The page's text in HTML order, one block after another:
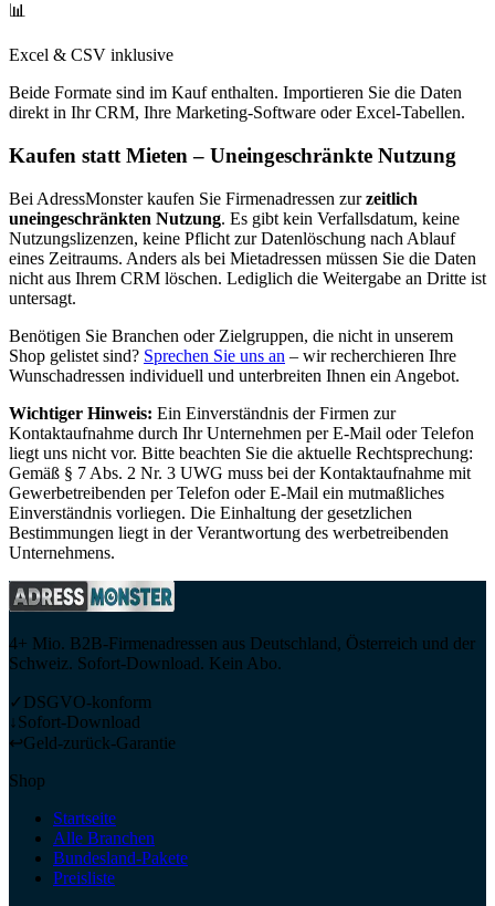
📊
Excel & CSV inklusive
Beide Formate sind im Kauf enthalten. Importieren Sie die Daten
direkt in Ihr CRM, Ihre Marketing-Software oder Excel-Tabellen.
Kaufen statt Mieten – Uneingeschränkte Nutzung
Bei AdressMonster kaufen Sie Firmenadressen zur zeitlich
uneingeschränkten Nutzung. Es gibt kein Verfallsdatum, keine
Nutzungslizenzen, keine Pflicht zur Datenlöschung nach Ablauf
eines Zeitraums. Anders als bei Mietadressen müssen Sie die Daten
nicht aus Ihrem CRM löschen. Lediglich die Weitergabe an Dritte ist
untersagt.
Benötigen Sie Branchen oder Zielgruppen, die nicht in unserem
Shop gelistet sind? Sprechen Sie uns an – wir recherchieren Ihre
Wunschadressen individuell und unterbreiten Ihnen ein Angebot.
Wichtiger Hinweis: Ein Einverständnis der Firmen zur
Kontaktaufnahme durch Ihr Unternehmen per E-Mail oder Telefon
liegt uns nicht vor. Bitte beachten Sie die aktuelle Rechtsprechung:
Gemäß § 7 Abs. 2 Nr. 3 UWG muss bei der Kontaktaufnahme mit
Gewerbetreibenden per Telefon oder E-Mail ein mutmaßliches
Einverständnis vorliegen. Die Einhaltung der gesetzlichen
Bestimmungen liegt in der Verantwortung des werbetreibenden
Unternehmens.
4+ Mio. B2B-Firmenadressen aus Deutschland, Österreich und der
Schweiz. Sofort-Download. Kein Abo.
✓ DSGVO-konform
↓Sofort-Download
↩Geld-zurück-Garantie
Shop
Startseite
Alle Branchen
Bundesland-Pakete
Preisliste